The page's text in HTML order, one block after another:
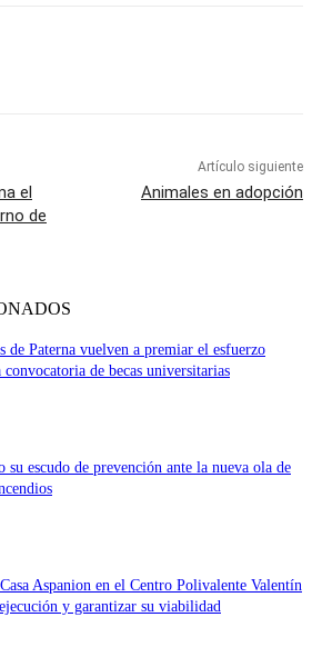
el
de
Artículo siguiente
Animales en adopción
de Paterna vuelven a premiar el esfuerzo
convocatoria de becas universitarias
su escudo de prevención ante la nueva ola de
Aspanion en el Centro Polivalente Valentín
y garantizar su viabilidad